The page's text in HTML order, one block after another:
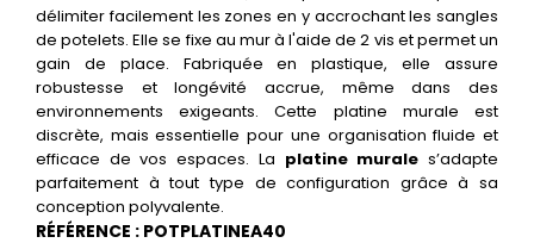
délimiter facilement les zones en y accrochant les sangles
de potelets. Elle se fixe au mur à l'aide de 2 vis et permet un
gain de place. Fabriquée en plastique, elle assure
robustesse et longévité accrue, même dans des
environnements exigeants. Cette platine murale est
discrète, mais essentielle pour une organisation fluide et
efficace de vos espaces. La platine murale s’adapte
parfaitement à tout type de configuration grâce à sa
conception polyvalente.
RÉFÉRENCE : POTPLATINEA40